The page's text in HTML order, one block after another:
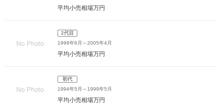
平均小売相場万円
2代目
1999年6月～2005年4月
平均小売相場万円
初代
1994年5月～1999年5月
平均小売相場万円